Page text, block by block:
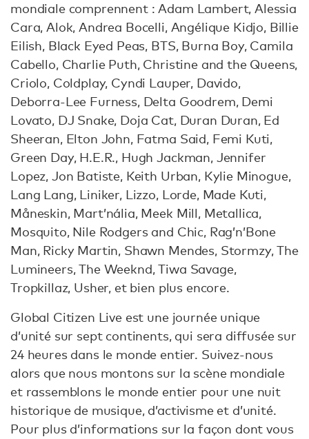
mondiale comprennent : Adam Lambert, Alessia
Cara, Alok, Andrea Bocelli, Angélique Kidjo, Billie
Eilish, Black Eyed Peas, BTS, Burna Boy, Camila
Cabello, Charlie Puth, Christine and the Queens,
Criolo, Coldplay, Cyndi Lauper, Davido,
Deborra-Lee Furness, Delta Goodrem, Demi
Lovato, DJ Snake, Doja Cat, Duran Duran, Ed
Sheeran, Elton John, Fatma Said, Femi Kuti,
Green Day, H.E.R., Hugh Jackman, Jennifer
Lopez, Jon Batiste, Keith Urban, Kylie Minogue,
Lang Lang, Liniker, Lizzo, Lorde, Made Kuti,
Måneskin, Mart’nália, Meek Mill, Metallica,
Mosquito, Nile Rodgers and Chic, Rag’n’Bone
Man, Ricky Martin, Shawn Mendes, Stormzy, The
Lumineers, The Weeknd, Tiwa Savage,
Tropkillaz, Usher, et bien plus encore.
Global Citizen Live est une journée unique
d’unité sur sept continents, qui sera diffusée sur
24 heures dans le monde entier. Suivez-nous
alors que nous montons sur la scène mondiale
et rassemblons le monde entier pour une nuit
historique de musique, d’activisme et d’unité.
Pour plus d’informations sur la façon dont vous